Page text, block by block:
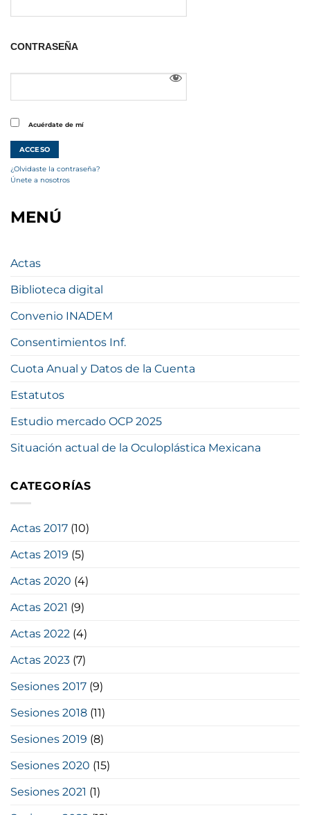
CONTRASEÑA
Acuérdate de mí
¿Olvidaste la contraseña?
Únete a nosotros
MENÚ
Actas
Biblioteca digital
Convenio INADEM
Consentimientos Inf.
Cuota Anual y Datos de la Cuenta
Estatutos
Estudio mercado OCP 2025
Situación actual de la Oculoplástica Mexicana
CATEGORÍAS
Actas 2017 (10)
Actas 2019 (5)
Actas 2020 (4)
Actas 2021 (9)
Actas 2022 (4)
Actas 2023 (7)
Sesiones 2017 (9)
Sesiones 2018 (11)
Sesiones 2019 (8)
Sesiones 2020 (15)
Sesiones 2021 (1)